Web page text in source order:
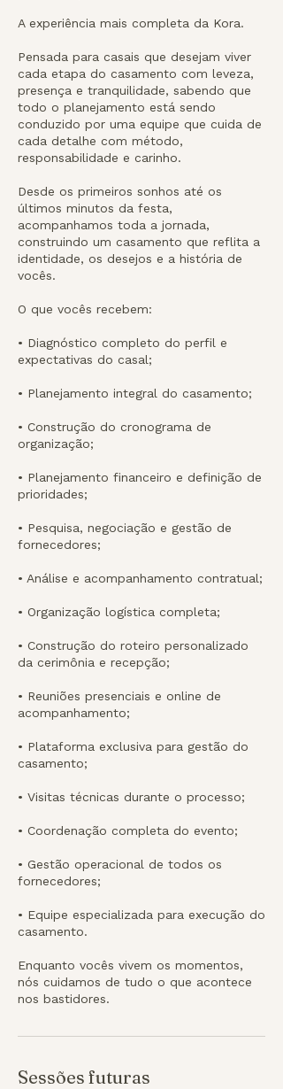
A experiência mais completa da Kora.
Pensada para casais que desejam viver
cada etapa do casamento com leveza,
presença e tranquilidade, sabendo que
todo o planejamento está sendo
conduzido por uma equipe que cuida de
cada detalhe com método,
responsabilidade e carinho.
Desde os primeiros sonhos até os
últimos minutos da festa,
acompanhamos toda a jornada,
construindo um casamento que reflita a
identidade, os desejos e a história de
vocês.
O que vocês recebem:
• Diagnóstico completo do perfil e
expectativas do casal;
• Planejamento integral do casamento;
• Construção do cronograma de
organização;
• Planejamento financeiro e definição de
prioridades;
• Pesquisa, negociação e gestão de
fornecedores;
• Análise e acompanhamento contratual;
• Organização logística completa;
• Construção do roteiro personalizado
da cerimônia e recepção;
• Reuniões presenciais e online de
acompanhamento;
• Plataforma exclusiva para gestão do
casamento;
• Visitas técnicas durante o processo;
• Coordenação completa do evento;
• Gestão operacional de todos os
fornecedores;
• Equipe especializada para execução do
casamento.
Enquanto vocês vivem os momentos,
nós cuidamos de tudo o que acontece
nos bastidores.
Sessões futuras